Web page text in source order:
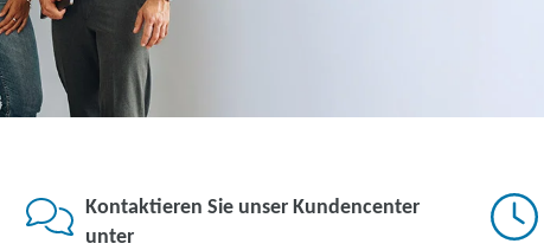
Kontaktieren Sie unser Kundencenter
unter